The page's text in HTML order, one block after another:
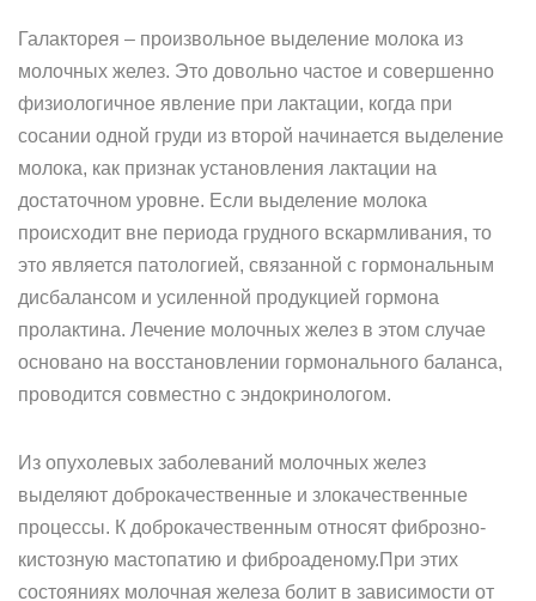
Галакторея – произвольное выделение молока из
молочных желез. Это довольно частое и совершенно
физиологичное явление при лактации, когда при
сосании одной груди из второй начинается выделение
молока, как признак установления лактации на
достаточном уровне. Если выделение молока
происходит вне периода грудного вскармливания, то
это является патологией, связанной с гормональным
дисбалансом и усиленной продукцией гормона
пролактина. Лечение молочных желез в этом случае
основано на восстановлении гормонального баланса,
проводится совместно с эндокринологом.
Из опухолевых заболеваний молочных желез
выделяют доброкачественные и злокачественные
процессы. К доброкачественным относят фиброзно-
кистозную мастопатию и фиброаденому.При этих
состояниях молочная железа болит в зависимости от